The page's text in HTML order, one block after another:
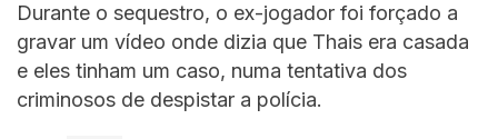
Durante o sequestro, o ex-jogador foi forçado a
gravar um vídeo onde dizia que Thais era casada
e eles tinham um caso, numa tentativa dos
criminosos de despistar a polícia.